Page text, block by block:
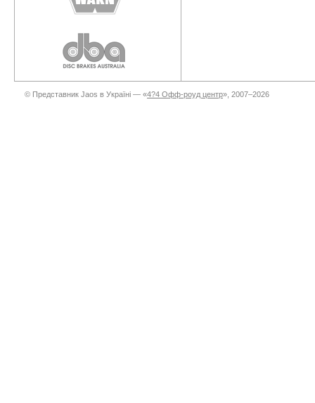
© Представник Jaos в Україні — «4?4 Офф-роуд центр», 2007–2026